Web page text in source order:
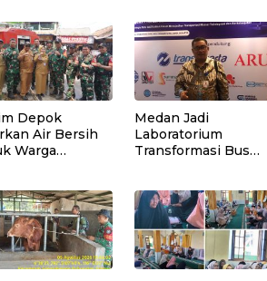
Depok
Air Bersih
Warga
Jaya
Medan Jadi
Laboratorium
Transformasi Bus
Jakarta